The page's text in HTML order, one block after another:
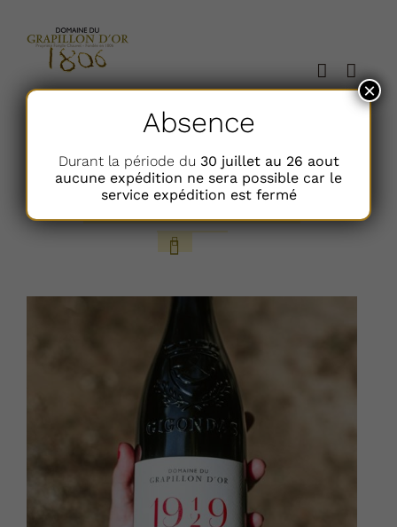
contenu
Trier par Nom
24 Articles
AJOUTER AU PANIER / DÉTAILS
Absence
Durant la période du 30 juillet au 26 aout
aucune expédition ne sera possible car le
service expédition est fermé
×